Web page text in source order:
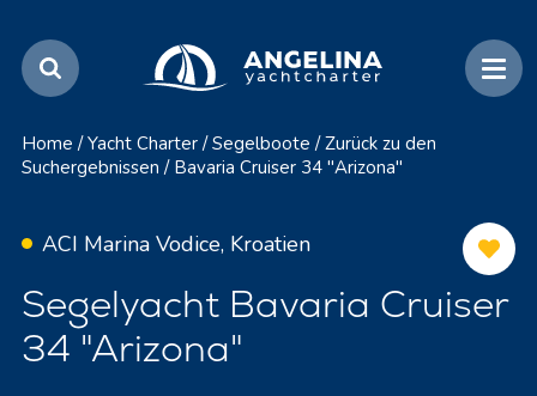
Home / Yacht Charter / Segelboote / Zurück zu den
Suchergebnissen / Bavaria Cruiser 34 "Arizona"
ACI Marina Vodice, Kroatien
Segelyacht Bavaria Cruiser
34 "Arizona"